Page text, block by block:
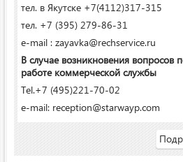
тел. в Якутске +7(4112)317-315
тел. +7 (395) 279-86-31
e-mail : zayavka@rechservice.ru
В случае возникновения вопросов
работе коммерческой службы
Tel.+7 (495)221-70-02
e-mail: reception@starwayp.com